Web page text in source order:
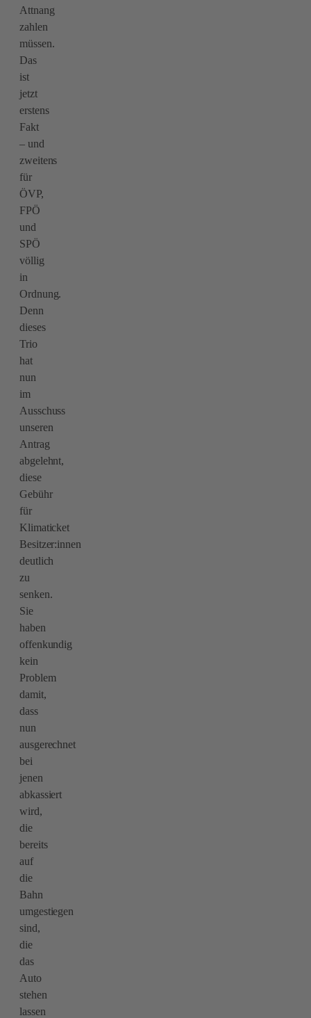
Attnang
zahlen
müssen.
Das
ist
jetzt
erstens
Fakt
– und
zweitens
für
ÖVP,
FPÖ
und
SPÖ
völlig
in
Ordnung.
Denn
dieses
Trio
hat
nun
im
Ausschuss
unseren
Antrag
abgelehnt,
diese
Gebühr
für
Klimaticket
Besitzer:innen
deutlich
zu
senken.
Sie
haben
offenkundig
kein
Problem
damit,
dass
nun
ausgerechnet
bei
jenen
abkassiert
wird,
die
bereits
auf
die
Bahn
umgestiegen
sind,
die
das
Auto
stehen
lassen